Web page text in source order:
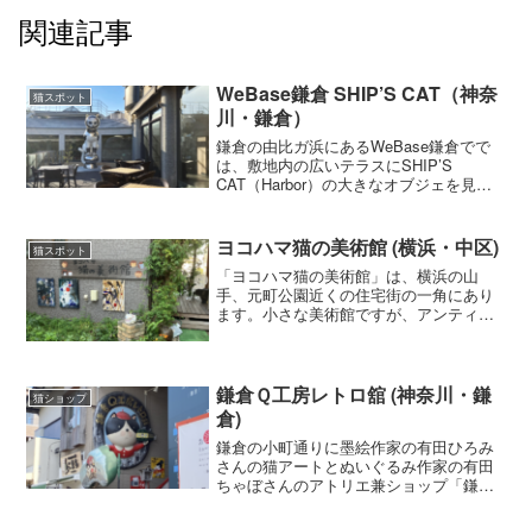
関連記事
猫スポット
WeBase鎌倉 SHIP’S CAT（神奈
川・鎌倉）
鎌倉の由比ガ浜にあるWeBase鎌倉でで
は、敷地内の広いテラスにSHIP’S
CAT（Harbor）の大きなオブジェを見る
焼きを融合させた新しいスタイルの「レ
ストラン こう」があり宿泊者以外もイン
スタ映えする写真が撮れます。
猫スポット ヨコハマ猫の美術館 (横浜・中区)
「ヨコハマ猫の美術館」は、横浜の山
手、元町公園近くの住宅街の一角にあり
ます。小さな美術館ですが、アンティー
います。
猫ショップ
鎌倉Ｑ工房レトロ舘 (神奈川・鎌
倉)
鎌倉の小町通りに墨絵作家の有田ひろみ
さんの猫アートとぬいぐるみ作家の有田
ちゃぼさんのアトリエ兼ショップ「鎌倉